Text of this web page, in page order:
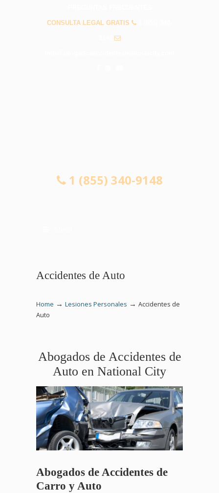
CONSULTA LEGAL GRATIS
1 (855) 340-9148
Accidentes de Auto
Home → Lesiones Personales → Accidentes de
Auto
Abogados de Accidentes de
Auto en National City
Abogados de Accidentes de
Carro y Auto